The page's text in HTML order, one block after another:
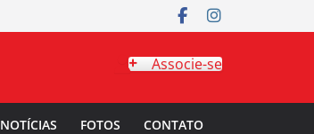
Associe-se
NOTÍCIAS FOTOS CONTATO